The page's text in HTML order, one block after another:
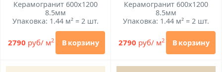
Керамогранит 600x1200
8.5мм
Упаковка: 1.44 м² = 2 шт.
2790 руб/ м2 В корзину
Керамогранит 600x1200
8.5мм
Упаковка: 1.44 м² = 2 шт.
2790 руб/ м2 В корзину